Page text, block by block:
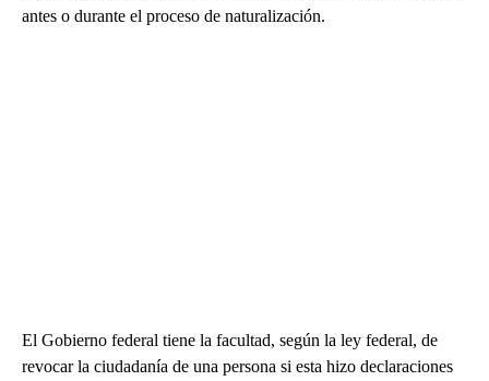
antes o durante el proceso de naturalización.
El Gobierno federal tiene la facultad, según la ley federal, de
revocar la ciudadanía de una persona si esta hizo declaraciones